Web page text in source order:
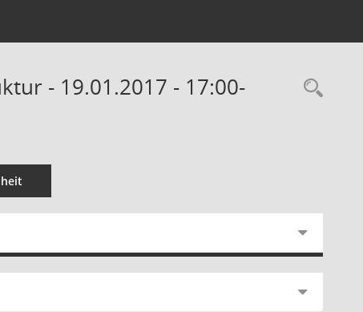
- 19.01.2017 - 17:00-